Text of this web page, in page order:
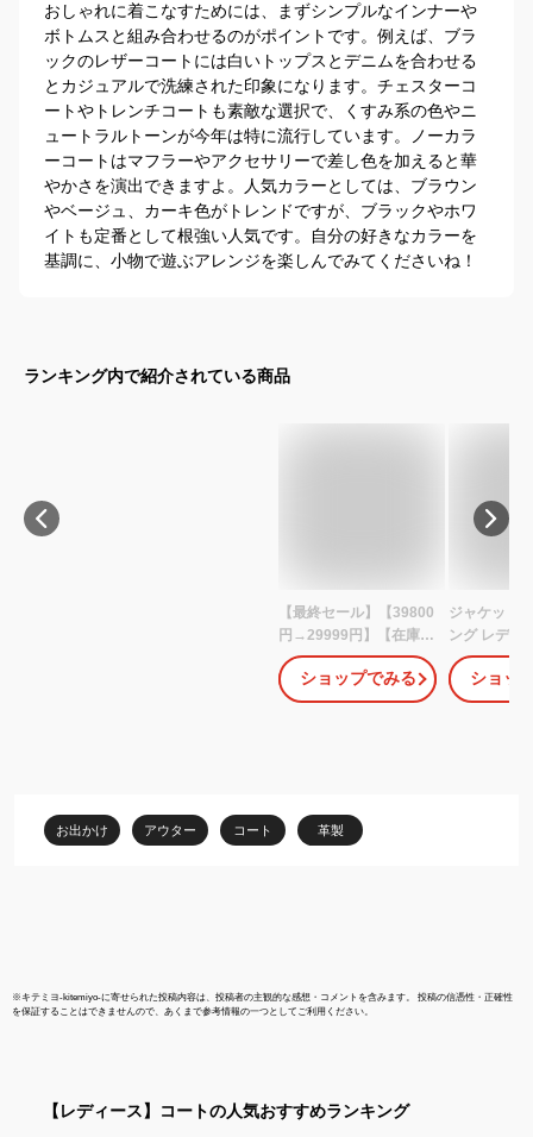
おしゃれに着こなすためには、まずシンプルなインナーや
ボトムスと組み合わせるのがポイントです。例えば、ブラ
ックのレザーコートには白いトップスとデニムを合わせる
とカジュアルで洗練された印象になります。チェスターコ
ートやトレンチコートも素敵な選択で、くすみ系の色やニ
ュートラルトーンが今年は特に流行しています。ノーカラ
ーコートはマフラーやアクセサリーで差し色を加えると華
やかさを演出できますよ。人気カラーとしては、ブラウン
やベージュ、カーキ色がトレンドですが、ブラックやホワ
イトも定番として根強い人気です。自分の好きなカラーを
基調に、小物で遊ぶアレンジを楽しんでみてくださいね！
ランキング内で紹介されている商品
【最終セール】【39800
円→29999円】【在庫僅
か】トレンチコート レ
ディース 冬 ロング ロン
グ丈 チェスターコート
【佐】 e214
ショップでみる
ジャケット
ング レディ
ー ロングジ
ート ストレ
織 オーバー
ショッ
お出かけ アウター コート 革製
※キテミヨ-kitemiyo-に寄せられた投稿内容は、投稿者の主観的な感想・コメントを含みます。 投稿の信憑性・正確性
を保証することはできませんので、あくまで参考情報の一つとしてご利用ください。
【レディース】 コートの人気おすすめランキング